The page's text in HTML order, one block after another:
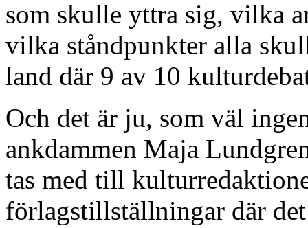
som skulle yttra sig, vilka
vilka ståndpunkter alla
land där 9 av 10
Och det är ju, som väl
ankdammen Maja
tas med till
förlagstillställningar där